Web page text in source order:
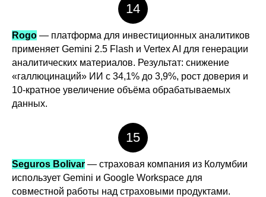
14
Rogo — платформа для инвестиционных аналитиков
применяет Gemini 2.5 Flash и Vertex AI для генерации
аналитических материалов. Результат: снижение
«галлюцинаций» ИИ с 34,1% до 3,9%, рост доверия и
10-кратное увеличение объёма обрабатываемых
данных.
15
Seguros Bolivar — страховая компания из Колумбии
использует Gemini и Google Workspace для
совместной работы над страховыми продуктами.